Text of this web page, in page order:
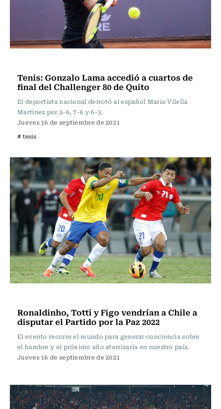
Tenis: Gonzalo Lama accedió a cuartos de
final del Challenger 80 de Quito
El deportista nacional derrotó al español Mario Vilella
Martínez por 3-6, 7-6 y 6-3.
Jueves 16 de septiembre de 2021
# tenis
Ronaldinho, Totti y Figo vendrían a Chile a
disputar el Partido por la Paz 2022
El evento recorre el mundo para generar conciencia sobre
el hambre y el próximo año aterrizaría en nuestro país.
Jueves 16 de septiembre de 2021